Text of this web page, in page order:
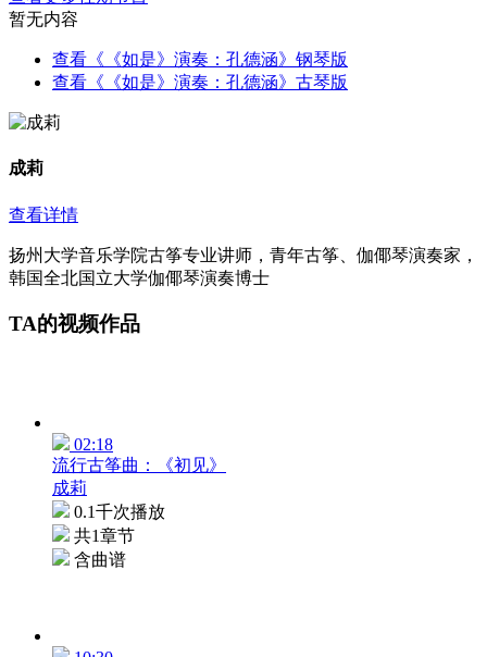
暂无内容
查看《《如是》演奏：孔德涵》钢琴版
查看《《如是》演奏：孔德涵》古琴版
成莉
查看详情
扬州大学音乐学院古筝专业讲师，青年古筝、伽倻琴演奏家，
韩国全北国立大学伽倻琴演奏博士
TA的视频作品
02:18
流行古筝曲：《初见》
成莉
0.1千次播放
共1章节
含曲谱